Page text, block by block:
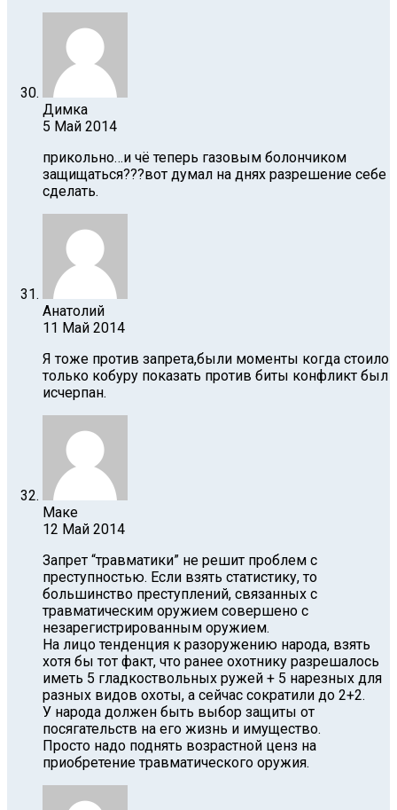
Димка
5 Май 2014
прикольно…и чё теперь газовым болончиком
защищаться???вот думал на днях разрешение себе
сделать.
Анатолий
11 Май 2014
Я тоже против запрета,были моменты когда стоило
только кобуру показать против биты конфликт был
исчерпан.
Маке
12 Май 2014
Запрет “травматики” не решит проблем с
преступностью. Если взять статистику, то
большинство преступлений, связанных с
травматическим оружием совершено с
незарегистрированным оружием.
На лицо тенденция к разоружению народа, взять
хотя бы тот факт, что ранее охотнику разрешалось
иметь 5 гладкоствольных ружей + 5 нарезных для
разных видов охоты, а сейчас сократили до 2+2.
У народа должен быть выбор защиты от
посягательств на его жизнь и имущество.
Просто надо поднять возрастной ценз на
приобретение травматического оружия.